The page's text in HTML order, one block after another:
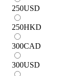
250USD
250HKD
300CAD
300USD